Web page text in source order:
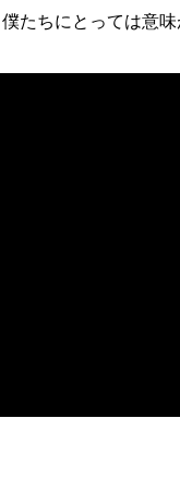
たちにとっては意